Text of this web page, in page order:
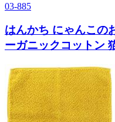
03-885
はんかち にゃんこの
ーガニックコットン